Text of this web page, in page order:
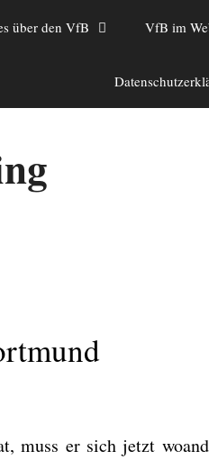
über den VfB VfB im
er sich jetzt